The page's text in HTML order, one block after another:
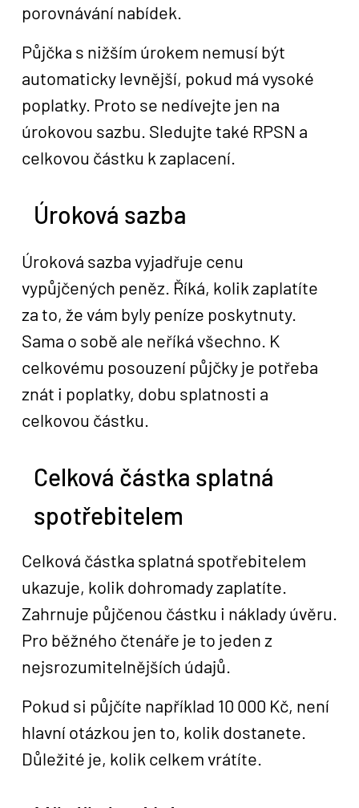
porovnávání nabídek.
Půjčka s nižším úrokem nemusí být
automaticky levnější, pokud má vysoké
poplatky. Proto se nedívejte jen na
úrokovou sazbu. Sledujte také RPSN a
celkovou částku k zaplacení.
Úroková sazba
Úroková sazba vyjadřuje cenu
vypůjčených peněz. Říká, kolik zaplatíte
za to, že vám byly peníze poskytnuty.
Sama o sobě ale neříká všechno. K
celkovému posouzení půjčky je potřeba
znát i poplatky, dobu splatnosti a
celkovou částku.
Celková částka splatná
spotřebitelem
Celková částka splatná spotřebitelem
ukazuje, kolik dohromady zaplatíte.
Zahrnuje půjčenou částku i náklady úvěru.
Pro běžného čtenáře je to jeden z
nejsrozumitelnějších údajů.
Pokud si půjčíte například 10 000 Kč, není
hlavní otázkou jen to, kolik dostanete.
Důležité je, kolik celkem vrátíte.